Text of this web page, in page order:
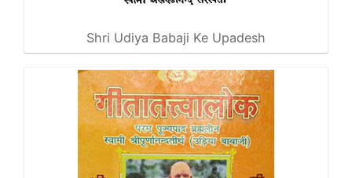
Shri Udiya Babaji Ke Upadesh